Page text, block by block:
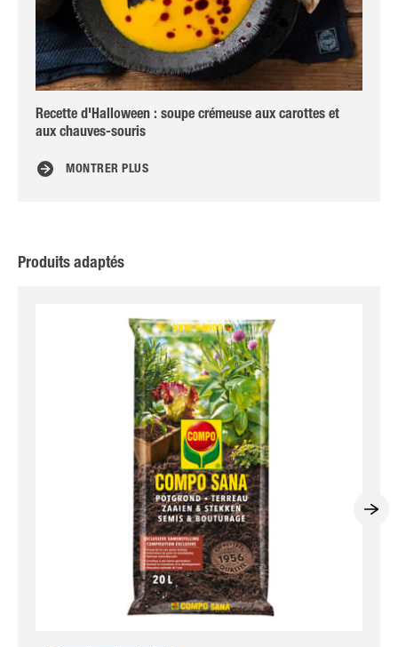
Recette d'Halloween : soupe crémeuse aux carottes et
aux chauves-souris
MONTRER PLUS
Produits adaptés